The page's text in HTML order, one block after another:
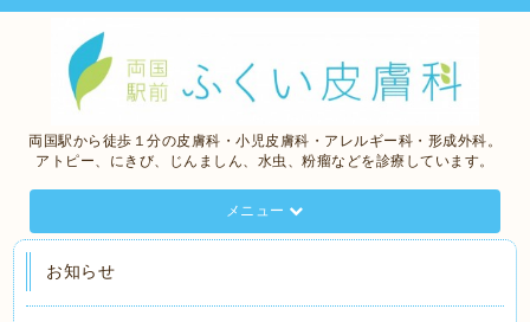
両国駅から徒歩１分の皮膚科・小児皮膚科・アレルギー科・形成外科。
アトピー、にきび、じんましん、水虫、粉瘤などを診療しています。
メニュー
お知らせ